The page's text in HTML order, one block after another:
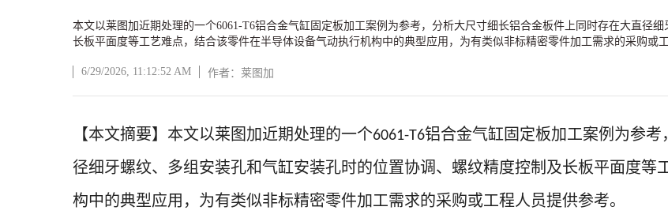
本文以莱图加近期处理的一个6061-T6铝合金气缸固定板加工案例为参考，分析大尺寸细长铝合金板件上同时存在大直径
长板平面度等工艺难点，结合该零件在半导体设备气动执行机构中的典型应用，为有类似非标精密零件加工需求的采购或
6/29/2026, 11:12:52 AM 作者：莱图加
文章正文
【本文摘要】本文以莱图加近期处理的一个6061-T6铝合金气缸固定板加工案例为参
径细牙螺纹、多组安装孔和气缸安装孔时的位置协调、螺纹精度控制及长板平面度
构中的典型应用，为有类似非标精密零件加工需求的采购或工程人员提供参考。